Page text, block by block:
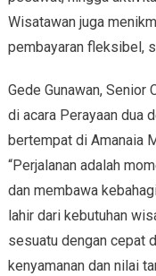
Wisatawan juga
pembayaran fleksibel,
Gede Gunawan,
di acara Perayaan dua
bertempat di Amanaia
“Perjalanan adalah
dan membawa
lahir dari kebutuhan
sesuatu dengan cepat
kenyamanan dan nilai